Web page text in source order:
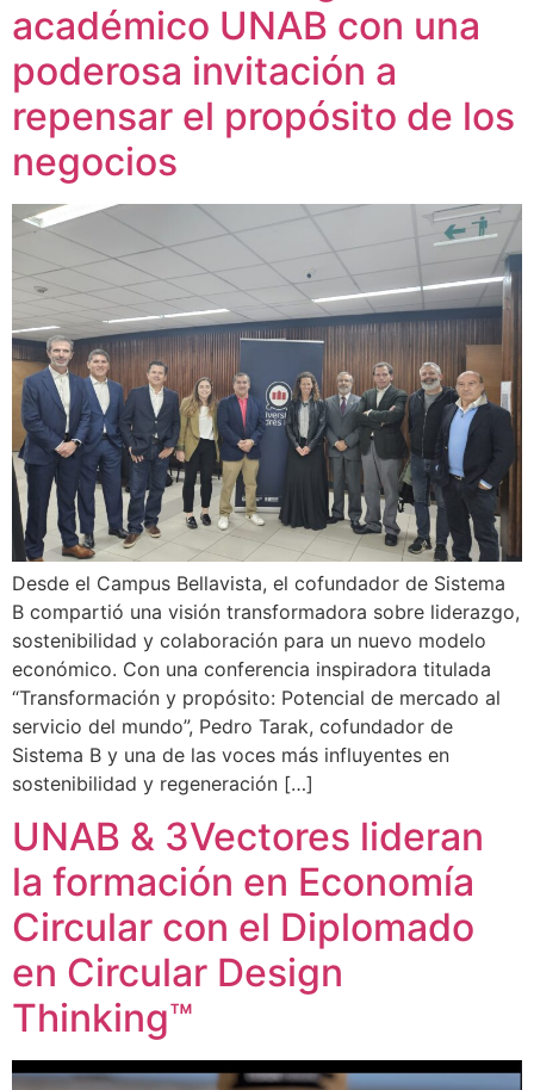
académico UNAB con una
poderosa invitación a
repensar el propósito de los
negocios
Desde el Campus Bellavista, el cofundador de Sistema
B compartió una visión transformadora sobre liderazgo,
sostenibilidad y colaboración para un nuevo modelo
económico. Con una conferencia inspiradora titulada
“Transformación y propósito: Potencial de mercado al
servicio del mundo”, Pedro Tarak, cofundador de
Sistema B y una de las voces más influyentes en
sostenibilidad y regeneración […]
UNAB & 3Vectores lideran
la formación en Economía
Circular con el Diplomado
en Circular Design
Thinking™